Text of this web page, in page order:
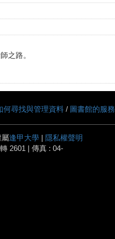
之路。
何尋找與管理資料 / 圖書館的服務
屬逢甲大學 | 隱私權聲明
2601 | 傳真 : 04-